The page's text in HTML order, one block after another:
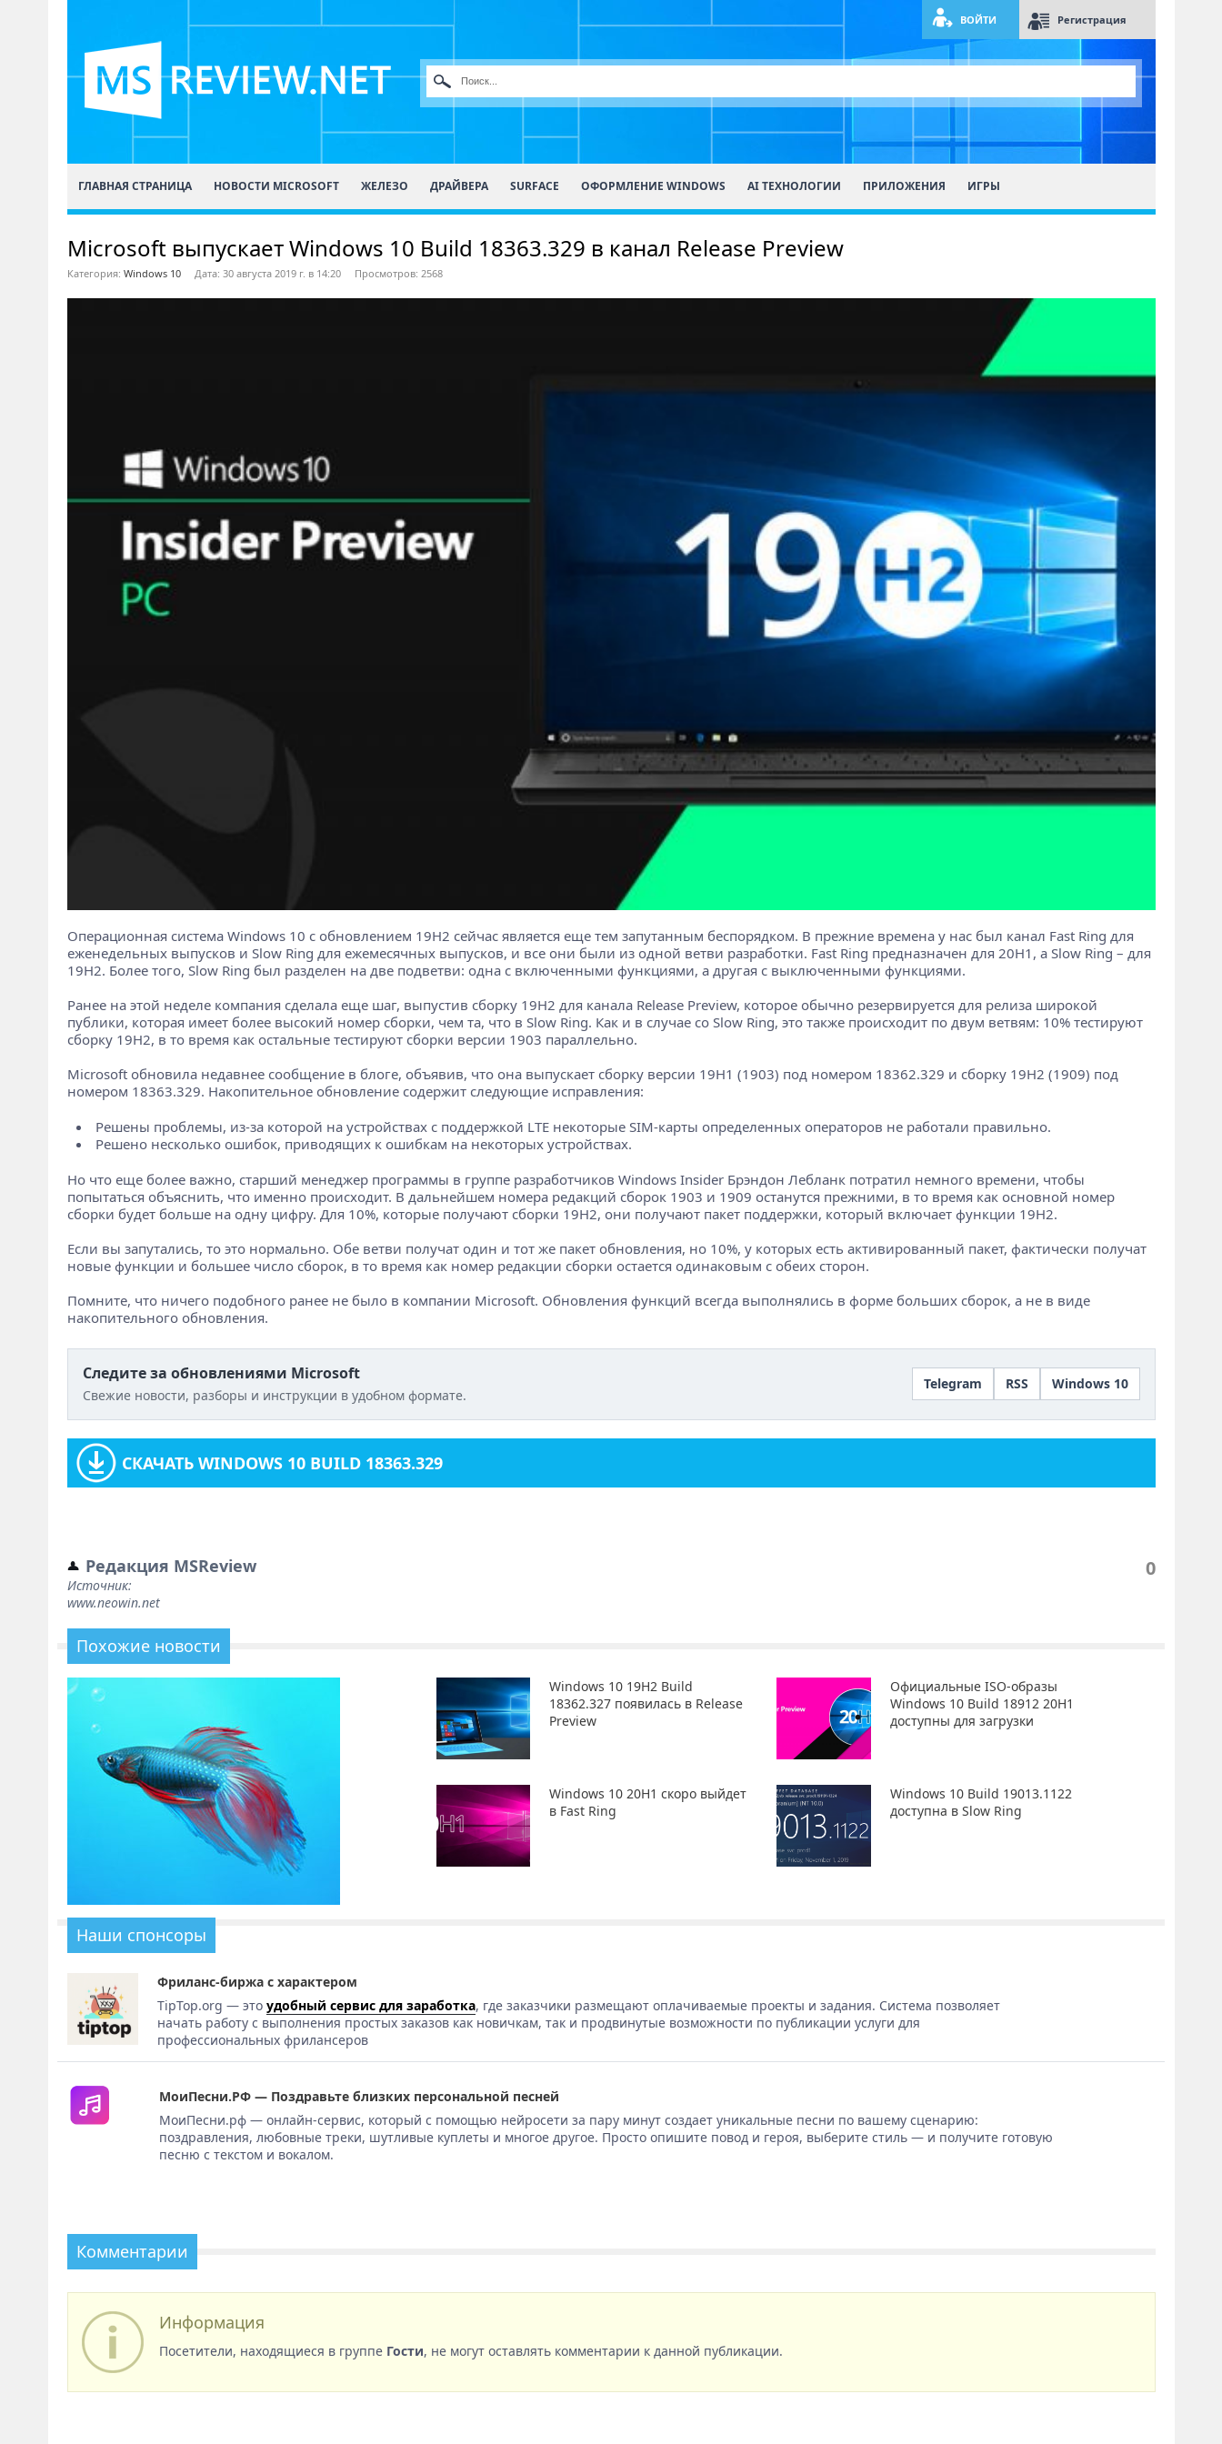
ВОЙТИ Регистрация
ГЛАВНАЯ СТРАНИЦА НОВОСТИ MICROSOFT ЖЕЛЕЗО ДРАЙВЕРА SURFACE ОФОРМЛЕНИЕ WINDOWS AI ТЕХНОЛОГИИ ПРИЛОЖЕНИЯ ИГРЫ
Microsoft выпускает Windows 10 Build 18363.329 в канал Release Preview
Категория: Windows 10 Дата: 30 августа 2019 г. в 14:20 Просмотров: 2568
Операционная система Windows 10 с обновлением 19H2 сейчас является еще тем запутанным беспорядком. В прежние времена у нас был канал Fast Ring для
еженедельных выпусков и Slow Ring для ежемесячных выпусков, и все они были из одной ветви разработки. Fast Ring предназначен для 20H1, а Slow Ring – для
19H2. Более того, Slow Ring был разделен на две подветви: одна с включенными функциями, а другая с выключенными функциями.
Ранее на этой неделе компания сделала еще шаг, выпустив сборку 19H2 для канала Release Preview, которое обычно резервируется для релиза широкой
публики, которая имеет более высокий номер сборки, чем та, что в Slow Ring. Как и в случае со Slow Ring, это также происходит по двум ветвям: 10% тестируют
сборку 19H2, в то время как остальные тестируют сборки версии 1903 параллельно.
Microsoft обновила недавнее сообщение в блоге, объявив, что она выпускает сборку версии 19H1 (1903) под номером 18362.329 и сборку 19H2 (1909) под
номером 18363.329. Накопительное обновление содержит следующие исправления:
Решены проблемы, из-за которой на устройствах с поддержкой LTE некоторые SIM-карты определенных операторов не работали правильно.
Решено несколько ошибок, приводящих к ошибкам на некоторых устройствах.
Но что еще более важно, старший менеджер программы в группе разработчиков Windows Insider Брэндон Лебланк потратил немного времени, чтобы
попытаться объяснить, что именно происходит. В дальнейшем номера редакций сборок 1903 и 1909 останутся прежними, в то время как основной номер
сборки будет больше на одну цифру. Для 10%, которые получают сборки 19H2, они получают пакет поддержки, который включает функции 19H2.
Если вы запутались, то это нормально. Обе ветви получат один и тот же пакет обновления, но 10%, у которых есть активированный пакет, фактически получат
новые функции и большее число сборок, в то время как номер редакции сборки остается одинаковым с обеих сторон.
Помните, что ничего подобного ранее не было в компании Microsoft. Обновления функций всегда выполнялись в форме больших сборок, а не в виде
накопительного обновления.
Следите за обновлениями Microsoft
Свежие новости, разборы и инструкции в удобном формате.
Telegram RSS Windows 10
СКАЧАТЬ WINDOWS 10 BUILD 18363.329
Редакция MSReview
Источник:
www.neowin.net
0
Похожие новости
Windows 10 19H2 Build
18362.327 появилась в Release
Preview
Официальные ISO-образы
Windows 10 Build 18912 20H1
доступны для загрузки
Windows 10 20H1 скоро выйдет
в Fast Ring
Windows 10 Build 19013.1122
доступна в Slow Ring
Наши спонсоры
Фриланс-биржа с характером
TipTop.org — этоудобный сервис для заработка, где заказчики размещают оплачиваемые проекты и задания. Система позволяет
начать работу с выполнения простых заказов как новичкам, так и продвинутые возможности по публикации услуги для
профессиональных фрилансеров
МоиПесни.РФ — Поздравьте близких персональной песней
МоиПесни.рф — онлайн-сервис, который с помощью нейросети за пару минут создает уникальные песни по вашему сценарию:
поздравления, любовные треки, шутливые куплеты и многое другое. Просто опишите повод и героя, выберите стиль — и получите готовую
песню с текстом и вокалом.
Комментарии
Информация
Посетители, находящиеся в группе Гости, не могут оставлять комментарии к данной публикации.